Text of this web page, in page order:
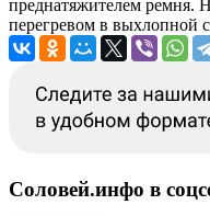
преднатяжителем ремня.
перегревом в выхлопной
Соловей.инфо в